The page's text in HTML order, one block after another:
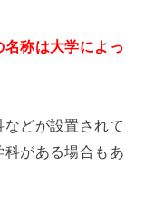
名称は大学によっ
どが設置されて
がある場合もあ